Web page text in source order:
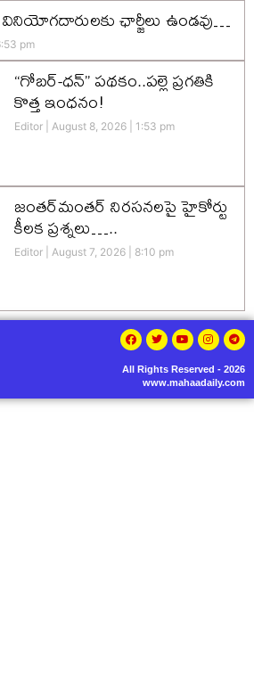
ఛార్జీలు ఉండవు…
pm
“గోబర్-ధన్” పథకం..పల్లె ప్రగతికి
కొత్త ఇంధనం!
Editor August 8, 2026 1:53 pm
జంతర్‌మంతర్ నిరసనలపై హైకోర్టు
కీలక ప్రశ్నలు…..
Editor August 7, 2026 8:10 pm
All Rights Reserved - 2026
www.mahaadaily.com